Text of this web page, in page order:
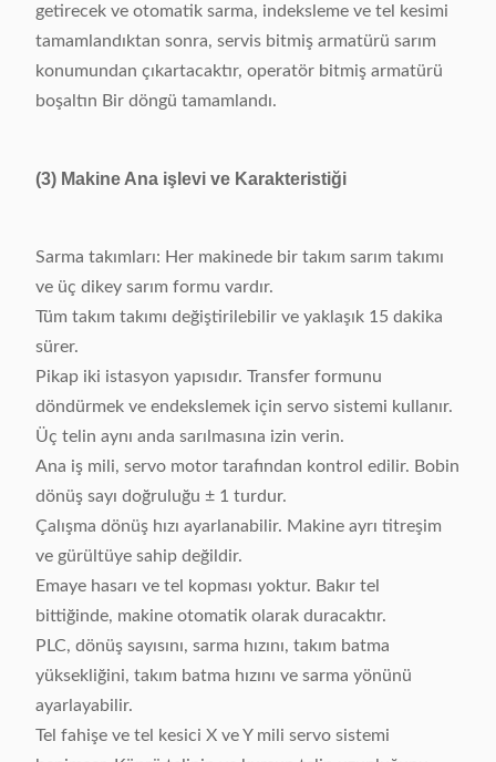
getirecek ve otomatik sarma, indeksleme ve tel kesimi
tamamlandıktan sonra, servis bitmiş armatürü sarım
konumundan çıkartacaktır, operatör bitmiş armatürü
boşaltın Bir döngü tamamlandı.
(3) Makine Ana işlevi ve Karakteristiği
Sarma takımları: Her makinede bir takım sarım takımı
ve üç dikey sarım formu vardır.
Tüm takım takımı değiştirilebilir ve yaklaşık 15 dakika
sürer.
Pikap iki istasyon yapısıdır. Transfer formunu
döndürmek ve endekslemek için servo sistemi kullanır.
Üç telin aynı anda sarılmasına izin verin.
Ana iş mili, servo motor tarafından kontrol edilir. Bobin
dönüş sayı doğruluğu ± 1 turdur.
Çalışma dönüş hızı ayarlanabilir. Makine ayrı titreşim
ve gürültüye sahip değildir.
Emaye hasarı ve tel kopması yoktur. Bakır tel
bittiğinde, makine otomatik olarak duracaktır.
PLC, dönüş sayısını, sarma hızını, takım batma
yüksekliğini, takım batma hızını ve sarma yönünü
ayarlayabilir.
Tel fahişe ve tel kesici X ve Y mili servo sistemi